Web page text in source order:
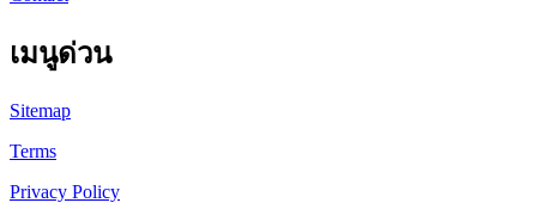
เมนูด่วน
Sitemap
Terms
Privacy Policy